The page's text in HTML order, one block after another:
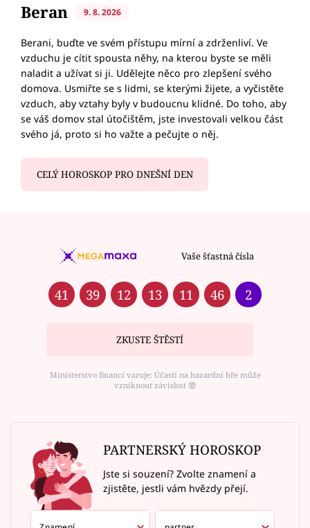
Beran 9. 8. 2026
Berani, buďte ve svém přístupu mírní a zdrženliví. Ve
vzduchu je cítit spousta něhy, na kterou byste se měli
naladit a užívat si ji. Udělejte něco pro zlepšení svého
domova. Usmiřte se s lidmi, se kterými žijete, a vyčistěte
vzduch, aby vztahy byly v budoucnu klidné. Do toho, aby
se váš domov stal útočištěm, jste investovali velkou část
svého já, proto si ho važte a pečujte o něj.
CELÝ HOROSKOP PRO DNEŠNÍ DEN
Vaše šťastná čísla
41 39 12 13 11 46 2
ZKUSTE ŠTĚSTÍ
Ministerstvo financí varuje: Účastí na hazardní hře může
vzniknout závislost ⑱
PARTNERSKÝ HOROSKOP
Jste si souzení? Zvolte znamení a
zjistěte, jestli vám hvězdy přejí.